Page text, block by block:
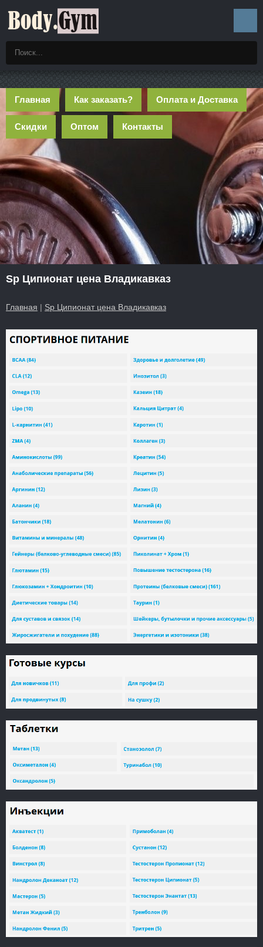
Главная Как заказать? Оплата и Доставка
Скидки Оптом Контакты
Sp Ципионат цена Владикавказ
Главная | Sp Ципионат цена Владикавказ